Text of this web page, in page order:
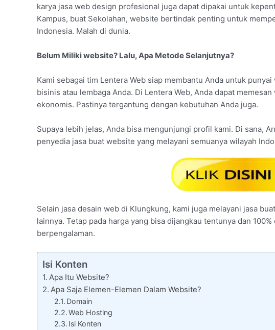
karya jasa web design profesional juga dapat dipakai untuk
Kampus, buat Sekolahan, website bertindak penting untuk
Indonesia. Malah di dunia.
Belum Miliki website? Lalu, Apa Metode Selanjutnya?
Kami sebagai tim Lentera Web siap membantu Anda untuk
bisinis atau lembaga Anda. Di Lentera Web, Anda dapat
ekonomis. Pastinya tergantung dengan kebutuhan Anda juga.
Supaya lebih jelas, Anda bisa mengunjungi profil kami. Di sana,
penyedia jasa buat website yang melayani semuanya wilayah
Selain jasa desain web di Klungkung, kami juga melayani jasa
lainnya. Tetap pada harga yang bisa dijangkau tentunya dan
berpengalaman.
Isi Konten
Apa Itu Website?
Apa Saja Elemen-Elemen Dalam Website?
Domain
Web Hosting
Isi Konten